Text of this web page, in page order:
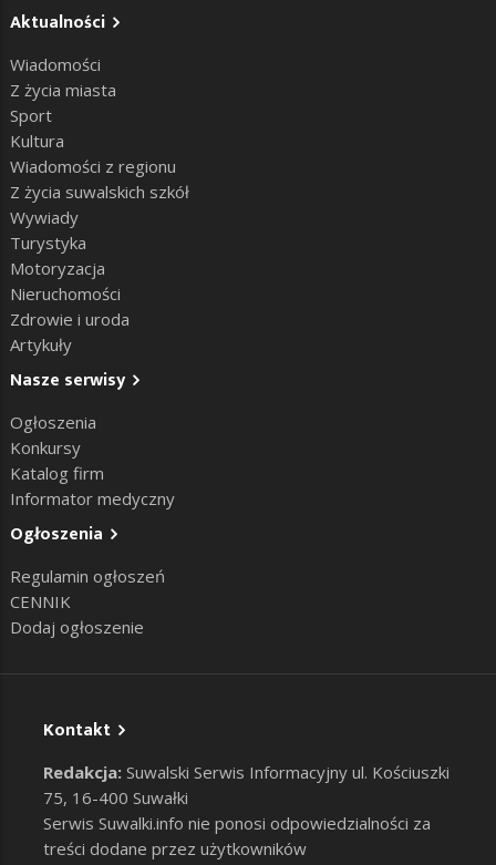
Aktualności
Wiadomości
Z życia miasta
Sport
Kultura
Wiadomości z regionu
Z życia suwalskich szkół
Wywiady
Turystyka
Motoryzacja
Nieruchomości
Zdrowie i uroda
Artykuły
Nasze serwisy
Ogłoszenia
Konkursy
Katalog firm
Informator medyczny
Ogłoszenia
Regulamin ogłoszeń
CENNIK
Dodaj ogłoszenie
Kontakt
Redakcja: Suwalski Serwis Informacyjny ul. Kościuszki
75, 16-400 Suwałki
Serwis Suwalki.info nie ponosi odpowiedzialności za
treści dodane przez użytkowników